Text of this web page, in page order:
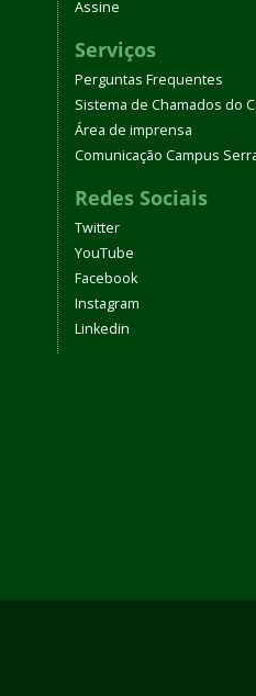
Assine
Serviços
Perguntas Frequentes
Sistema de Chamados do
Área de imprensa
Comunicação Campus
Redes Sociais
Twitter
YouTube
Facebook
Instagram
Linkedin